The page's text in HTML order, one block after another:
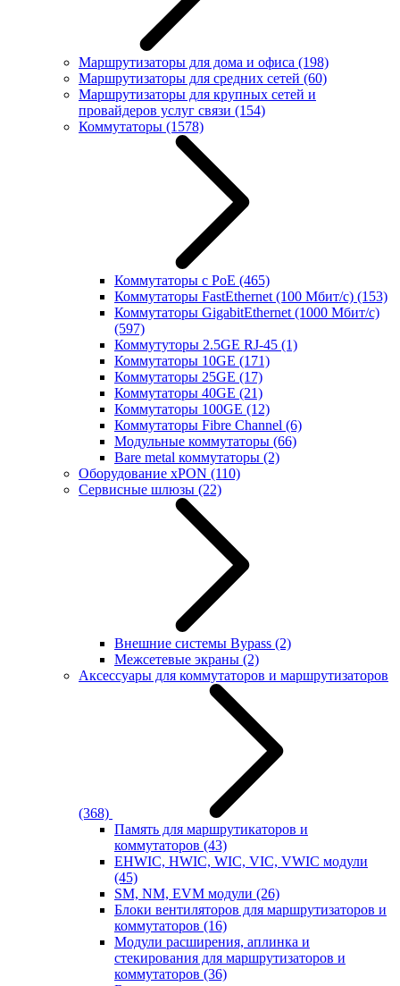
Маршрутизаторы для дома и офиса (198)
Маршрутизаторы для средних сетей (60)
Маршрутизаторы для крупных сетей и
провайдеров услуг связи (154)
Коммутаторы (1578)
Коммутаторы с PoE (465)
Коммутаторы FastEthernet (100 Мбит/с) (153)
Коммутаторы GigabitEthernet (1000 Мбит/с)
(597)
Коммутуторы 2.5GE RJ-45 (1)
Коммутаторы 10GE (171)
Коммутаторы 25GE (17)
Коммутаторы 40GE (21)
Коммутаторы 100GE (12)
Коммутаторы Fibre Channel (6)
Модульные коммутаторы (66)
Bare metal коммутаторы (2)
Оборудование xPON (110)
Сервисные шлюзы (22)
Внешние системы Bypass (2)
Межсетевые экраны (2)
Аксессуары для коммутаторов и маршрутизаторов
(368)
Память для маршрутикаторов и
коммутаторов (43)
EHWIC, HWIC, WIC, VIC, VWIC модули
(45)
SM, NM, EVM модули (26)
Блоки вентиляторов для маршрутизаторов и
коммутаторов (16)
Модули расширения, аплинка и
стекирования для маршрутизаторов и
коммутаторов (36)